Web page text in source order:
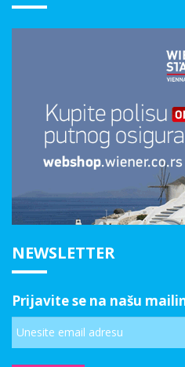
NEWSLETTER
Prijavite se na našu